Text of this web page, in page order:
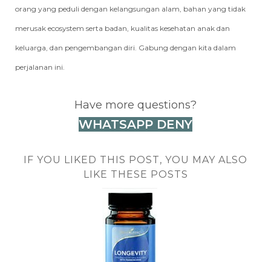
orang yang peduli dengan kelangsungan alam, bahan yang tidak
merusak ecosystem serta badan, kualitas kesehatan anak dan
keluarga, dan pengembangan diri. Gabung dengan kita dalam
perjalanan ini.
Have more questions?
WHATSAPP DENY
IF YOU LIKED THIS POST, YOU MAY ALSO
LIKE THESE POSTS